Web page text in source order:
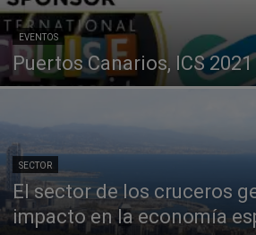
EVENTOS
Puertos Canarios, ICS
SECTOR
El sector de los cruceros
impacto en la economía